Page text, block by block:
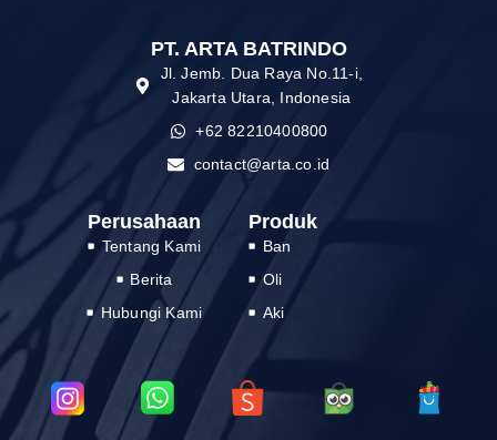
PT. ARTA BATRINDO
Jl. Jemb. Dua Raya No.11-i,
Jakarta Utara, Indonesia
+62 82210400800
contact@arta.co.id
Perusahaan
Tentang Kami
Berita
Hubungi Kami
Produk
Ban
Oli
Aki